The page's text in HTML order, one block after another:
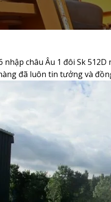
nhập châu Âu 1 đôi Sk
đã luôn tin tưởng và